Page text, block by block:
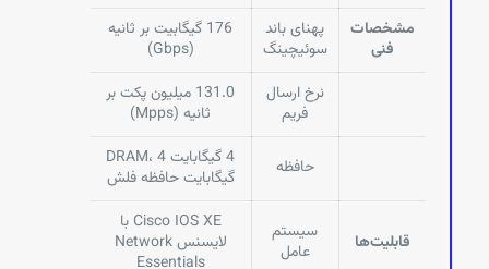
مشخصات
فنی
پهنای باند
سوئیچینگ
176 گیگابیت بر ثانیه
(Gbps)
نرخ ارسال
فریم
131.0 میلیون پکت بر
ثانیه (Mpps)
حافظه
4 گیگابایت DRAM، 4
گیگابایت حافظه فلش
قابلیت‌ها
سیستم
عامل
Cisco IOS XE با
لایسنس Network
Essentials